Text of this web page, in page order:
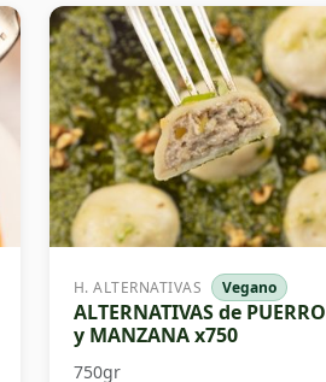
H. ALTERNATIVAS Vegano
ALTERNATIVAS de PUERRO
y MANZANA x750
750gr